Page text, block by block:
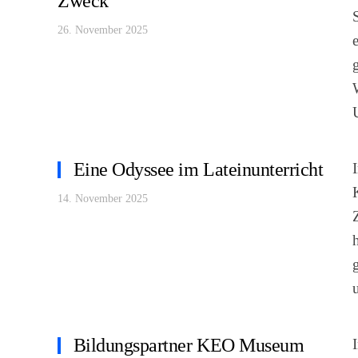
26. November 2025
Eine Odyssee im Lateinunterricht
14. November 2025
Bildungspartner KEO Museum